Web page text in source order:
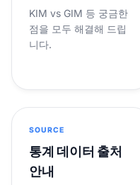
KIM vs GIM 등 궁금한
점을 모두 해결해 드립
니다.
SOURCE
통계 데이터 출처
안내